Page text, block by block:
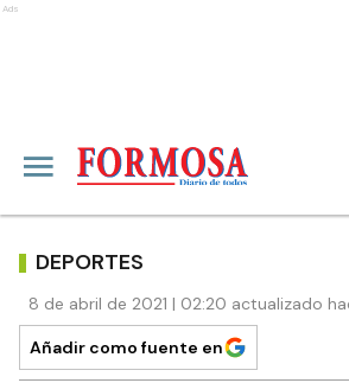
Ads
DEPORTES
8 de abril de 2021 | 02:20 actualizado
Añadir como fuente en